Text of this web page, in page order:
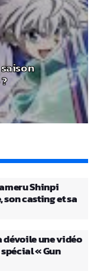
Shinpi
casting et sa
dévoile une vidéo
« Gun